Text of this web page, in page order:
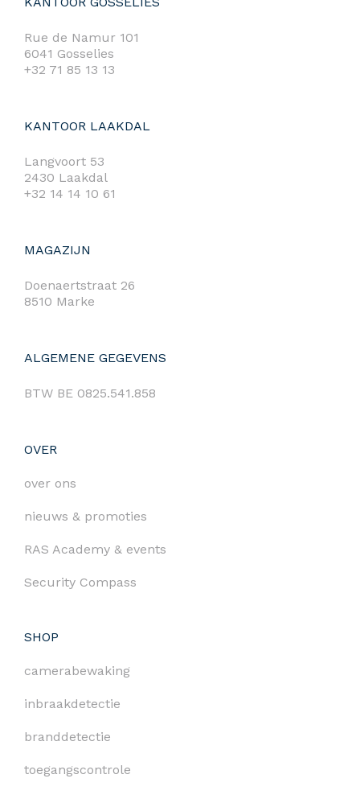
Rue de Namur 101
6041 Gosselies
+32 71 85 13 13
KANTOOR LAAKDAL
Langvoort 53
2430 Laakdal
+32 14 14 10 61
MAGAZIJN
Doenaertstraat 26
8510 Marke
ALGEMENE GEGEVENS
BTW BE 0825.541.858
OVER
over ons
nieuws & promoties
RAS Academy & events
Security Compass
SHOP
camerabewaking
inbraakdetectie
branddetectie
toegangscontrole